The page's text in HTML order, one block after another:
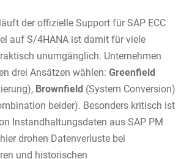
der offizielle Support für SAP ECC
auf S/4HANA ist damit für viele
unumgänglich. Unternehmen
drei Ansätzen wählen: Greenfield
Brownfield (System Conversion)
beider). Besonders kritisch ist
Instandhaltungsdaten aus SAP PM
drohen Datenverluste bei
und historischen